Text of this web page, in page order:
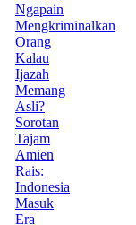
Ngapain
Mengkriminalkan
Orang
Kalau
Ijazah
Memang
Asli?
Sorotan
Tajam
Amien
Rais:
Indonesia
Masuk
Era